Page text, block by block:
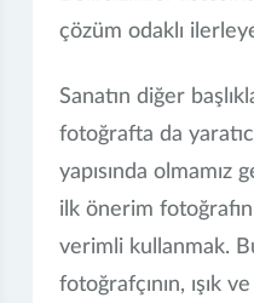
çözüm odaklı
Sanatın diğer
fotoğrafta da
yapısında olmamız
ilk önerim
verimli kullanmak.
fotoğrafçının, ışık